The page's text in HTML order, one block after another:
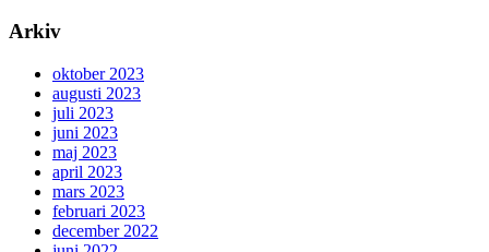
Arkiv
oktober 2023
augusti 2023
juli 2023
juni 2023
maj 2023
april 2023
mars 2023
februari 2023
december 2022